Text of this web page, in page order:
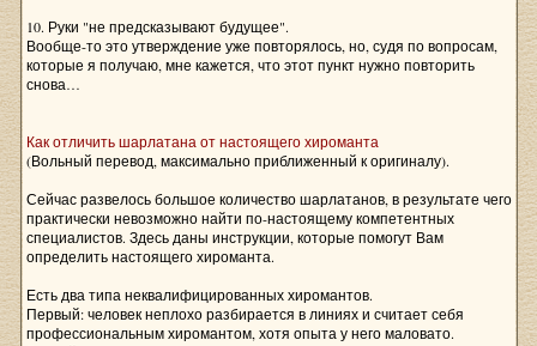
10. Руки "не предсказывают будущее".
Вообще-то это утверждение уже повторялось, но, судя по вопросам,
которые я получаю, мне кажется, что этот пункт нужно повторить
снова…
Как отличить шарлатана от настоящего хироманта
(Вольный перевод, максимально приближенный к оригиналу).
Сейчас развелось большое количество шарлатанов, в результате чего
практически невозможно найти по-настоящему компетентных
специалистов. Здесь даны инструкции, которые помогут Вам
определить настоящего хироманта.
Есть два типа неквалифицированных хиромантов.
Первый: человек неплохо разбирается в линиях и считает себя
профессиональным хиромантом, хотя опыта у него маловато.